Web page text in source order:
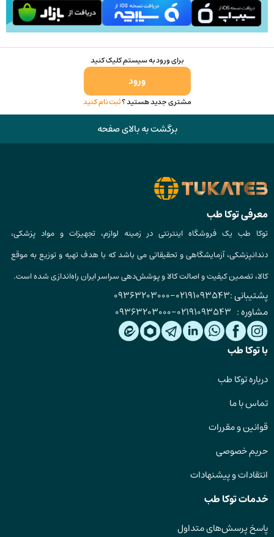
برای ورود به سیستم کلیک کنید
ورود
مشتری جدید هستید ؟ثبت نام کنید
برگشت به بالای صفحه
معرفی توکا طب
توکا طب یک فروشگاه اینترنتی در زمینه لوازم، تجهیزات و مواد پزشکی،
دندانپزشکی، آزمایشگاهی و تحقیقاتی می باشد که با هدف تهیه و توزیع به موقع
کالا، تضمین کیفیت و اصالت کالا و پوشش‌دهی سراسر ایران راه‌اندازی شده است.
پشتیبانی :02191093543
-
09363203000
مشاوره : 02191093543
-
09363203000
با توکا طب
درباره توکا طب
تماس با ما
قوانین و مقررات
حریم خصوصی
انتقادات و پیشنهادات
خدمات توکا طب
پاسخ پرسش‌های متداول